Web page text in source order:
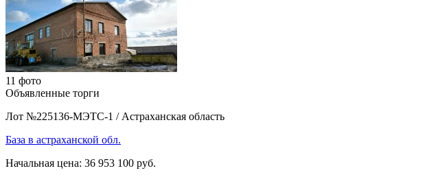
11 фото
Объявленные торги
Лот №225136-МЭТС-1 / Астраханская область
База в астраханской обл.
Начальная цена: 36 953 100 руб.